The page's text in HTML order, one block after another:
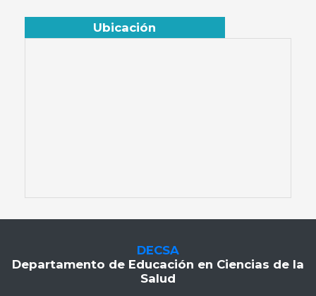
Ubicación
DECSA
Departamento de Educación en Ciencias de la
Salud